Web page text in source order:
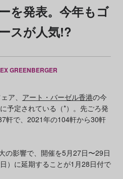
を発表。今年もゴ
スが人気!?
GREENBERGER
ア、 アート・バーゼル香港の今
予定されている（*）。先ごろ発
軒で、2021年の104軒から30軒
の影響で、開催を5月27日〜29日
）に延期することが1月28日付で